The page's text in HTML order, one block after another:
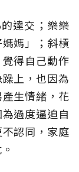
達交；樂樂
媽」；斜槓
得自己動作
上，也因為
生情緒，花
過度逼迫自
認同，家庭